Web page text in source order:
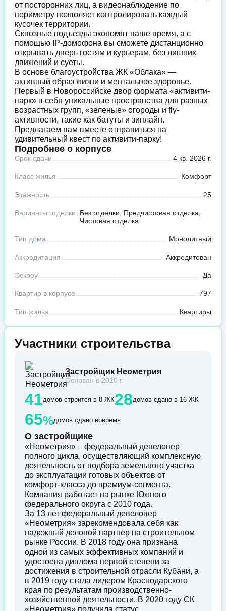
от посторонних лиц, а видеонаблюдение по
периметру позволяет контролировать каждый
кусочек территории.
Сквозные подъезды экономят ваше время, а с
помощью IP-домофона вы сможете дистанционно
открывать дверь гостям и курьерам, без лишних
движений и суеты.
В основе благоустройства ЖК «Облака» —
активный образ жизни и ментальное здоровье.
Первый в Новороссийске двор формата «активити-
парк» в себя уникальные пространства для разных
возрастных групп, «зеленые» огороды и fly-
активности, такие как батуты и зиплайн.
Предлагаем вам вместе отправиться на
удивительный квест по активити-парку!
Подробнее о корпусе
Срок сдачи 4 кв. 2026 г.
Класс жилья Комфорт
Этажность 25
Варианты отделки
Без отделки, Предчистовая отделка,
Чистовая отделка
Тип дома Монолитный
Аккредитация Аккредитован
Эскроу Да
Квартир в корпусе 797
Тип жилья Квартиры
Участники строительства
Застройщик Неометрия
Основан в 2010 г.
41домов строится в 8 ЖК28домов сдано в 16 ЖК
65%домов сдано вовремя
О застройщике
«Неометрия» – федеральный девелопер
полного цикла, осуществляющий комплексную
деятельность от подбора земельного участка
до эксплуатации готовых объектов от
комфорт-класса до премиум-сегмента.
Компания работает на рынке Южного
федерального округа с 2010 года.
За 13 лет федеральный девелопер
«Неометрия» зарекомендовала себя как
надежный деловой партнер на строительном
рынке России. В 2018 году она признана
одной из самых эффективных компаний и
удостоена диплома первой степени за
достижения в строительной отрасли Кубани, а
в 2019 году стала лидером Краснодарского
края по результатам производственно-
хозяйственной деятельности. В 2020 году СК
«Неометрия» получила статус